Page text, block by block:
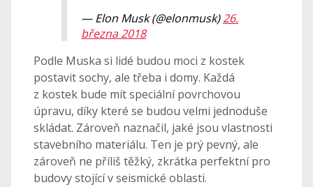
— Elon Musk (@elonmusk)26.
března 2018
Podle Muska si lidé budou moci z kostek
postavit sochy, ale třeba i domy. Každá
z kostek bude mít speciální povrchovou
úpravu, díky které se budou velmi jednoduše
skládat. Zároveň naznačil, jaké jsou vlastnosti
stavebního materiálu. Ten je prý pevný, ale
zároveň ne příliš těžký, zkrátka perfektní pro
budovy stojící v seismické oblasti.